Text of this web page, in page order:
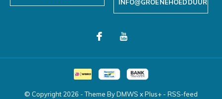
© Copyright 2026 - Theme ByDMWS xPlus+ - RSS-feed